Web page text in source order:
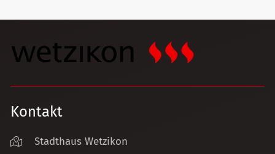
Kontakt
Stadthaus Wetzikon